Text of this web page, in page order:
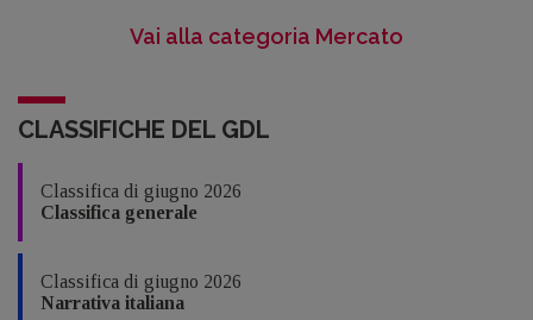
Vai alla categoria Mercato
CLASSIFICHE DEL GDL
Classifica di giugno 2026
Classifica generale
Classifica di giugno 2026
Narrativa italiana